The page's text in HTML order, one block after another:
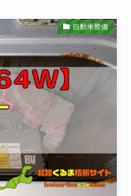
自動車整備